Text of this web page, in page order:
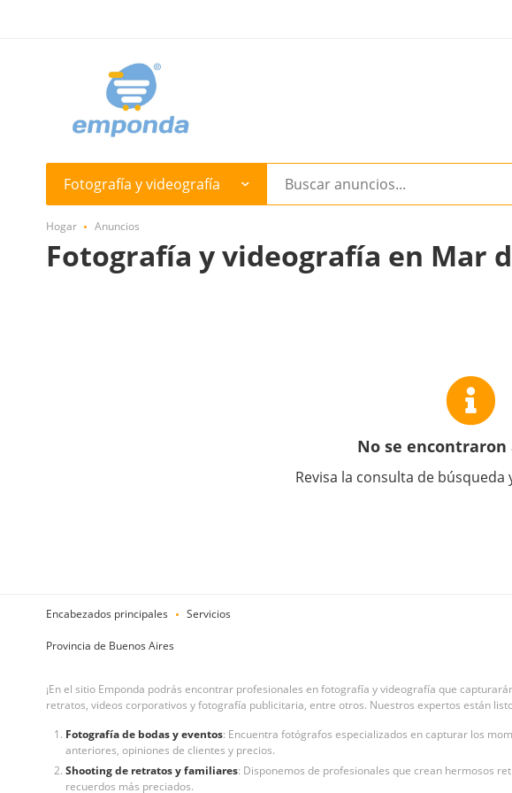
Fotografía y videografía
Hogar Anuncios
Fotografía y videografía en Mar
No se encontraron
Revisa la consulta de
Encabezados principales Servicios
Provincia de Buenos Aires
¡En el sitio Emponda podrás encontrar profesionales en fotografía y videografía que
retratos, videos corporativos y fotografía publicitaria, entre otros. Nuestros expertos están
Fotografía de bodas y eventos: Encuentra fotógrafos especializados en capturar los
anteriores, opiniones de clientes y precios.
Shooting de retratos y familiares: Disponemos de profesionales que crean hermosos
recuerdos más preciados.